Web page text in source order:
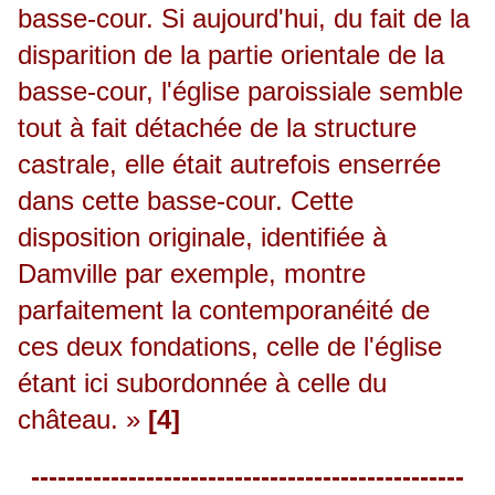
basse-cour. Si aujourd'hui, du fait de la
disparition de la partie orientale de la
basse-cour, l'église paroissiale semble
tout à fait détachée de la structure
castrale, elle était autrefois enserrée
dans cette basse-cour. Cette
disposition originale, identifiée à
Damville par exemple, montre
parfaitement la contemporanéité de
ces deux fondations, celle de l'église
étant ici subordonnée à celle du
château. » [4]
-------------------------------------------------